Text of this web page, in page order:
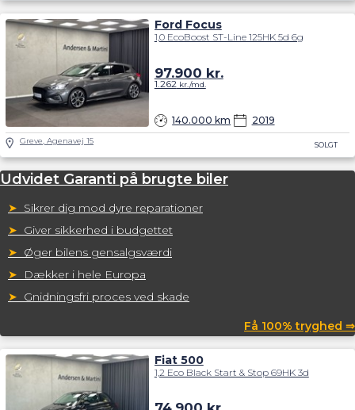
SOLGT
Ford Focus
1,0 EcoBoost ST-Line 125HK 5d 6g
140.000 km 2019
97.900 kr.
1.262 kr./md.
Greve, Agenavej 15
Udvidet Garanti på brugte biler
➤ Sikrer dig mod dyre reparationer
➤ Giver sikkerhed i budgettet
➤ Øger bilens gensalgsværdi
➤
Dækker i hele Europa
➤ Gnidningsfri proces ved skade
Få 100% tryghed ⇒
Fiat 500
1,2 Eco Black Start & Stop 69HK 3d